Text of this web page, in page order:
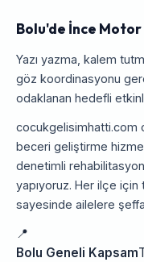
Bolu'de İnce
Yazı yazma, kalem
göz koordinasyonu
odaklanan hedefli
cocukgelisimhatti.com
beceri geliştirme
denetimli
yapıyoruz. Her ilçe
sayesinde ailelere
📍
Bolu Geneli Kapsam